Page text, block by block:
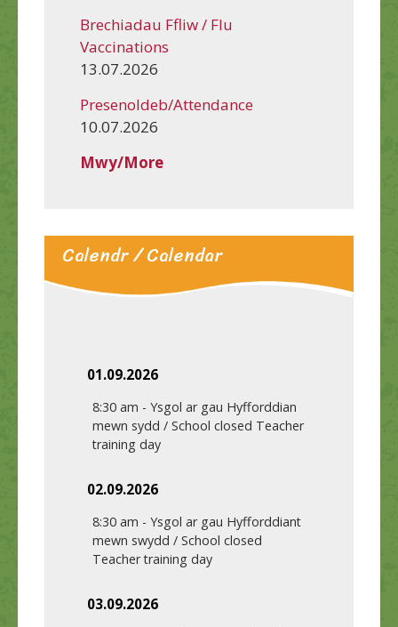
Brechiadau Ffliw / Flu
Vaccinations
13.07.2026
Presenoldeb/Attendance
10.07.2026
Mwy/More
Calendr / Calendar
01.09.2026
8:30 am - Ysgol ar gau Hyfforddian
mewn sydd / School closed Teacher
training day
02.09.2026
8:30 am - Ysgol ar gau Hyfforddiant
mewn swydd / School closed
Teacher training day
03.09.2026